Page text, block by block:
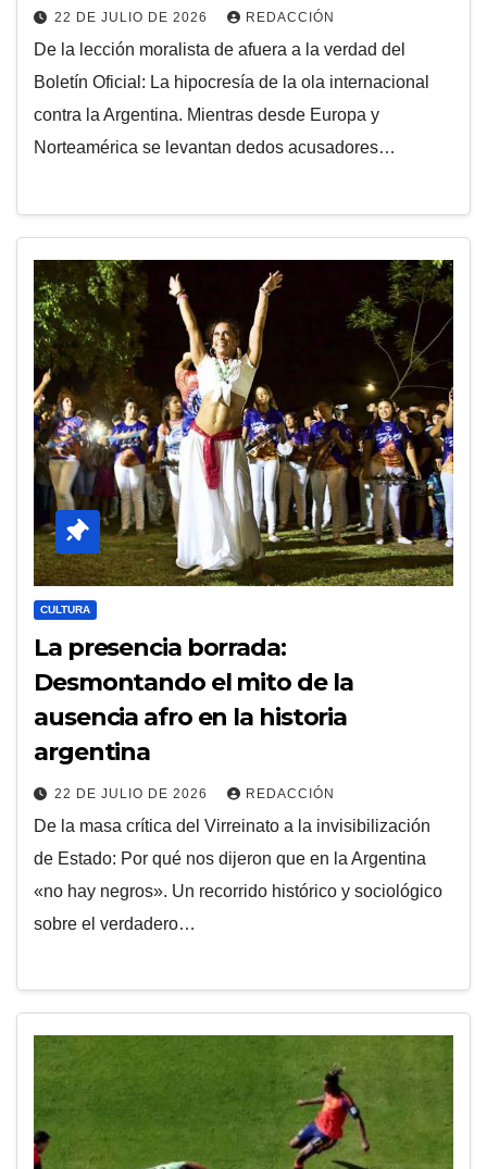
22 DE JULIO DE 2026 REDACCIÓN
De la lección moralista de afuera a la verdad del
Boletín Oficial: La hipocresía de la ola internacional
contra la Argentina. Mientras desde Europa y
Norteamérica se levantan dedos acusadores…
CULTURA
La presencia borrada:
Desmontando el mito de la
ausencia afro en la historia
argentina
22 DE JULIO DE 2026 REDACCIÓN
De la masa crítica del Virreinato a la invisibilización
de Estado: Por qué nos dijeron que en la Argentina
«no hay negros». Un recorrido histórico y sociológico
sobre el verdadero…